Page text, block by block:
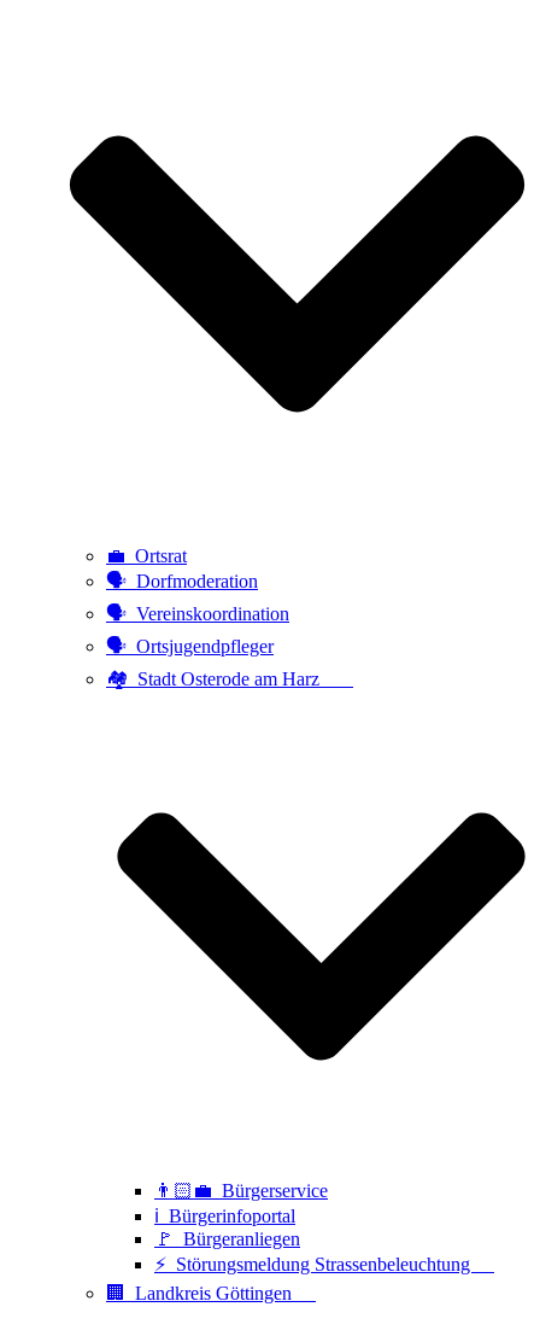
💼 Ortsrat
🗣️ Dorfmoderation
🗣️ Vereinskoordination
🗣️ Ortsjugendpfleger
🏘️ Stadt Osterode am Harz
👨🏻‍💼 Bürgerservice
ℹ️ Bürgerinfoportal
🚩 Bürgeranliegen
⚡ Störungsmeldung Strassenbeleuchtung
🏢 Landkreis Göttingen